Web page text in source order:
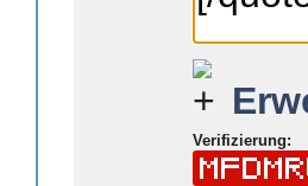
Verifizierung: